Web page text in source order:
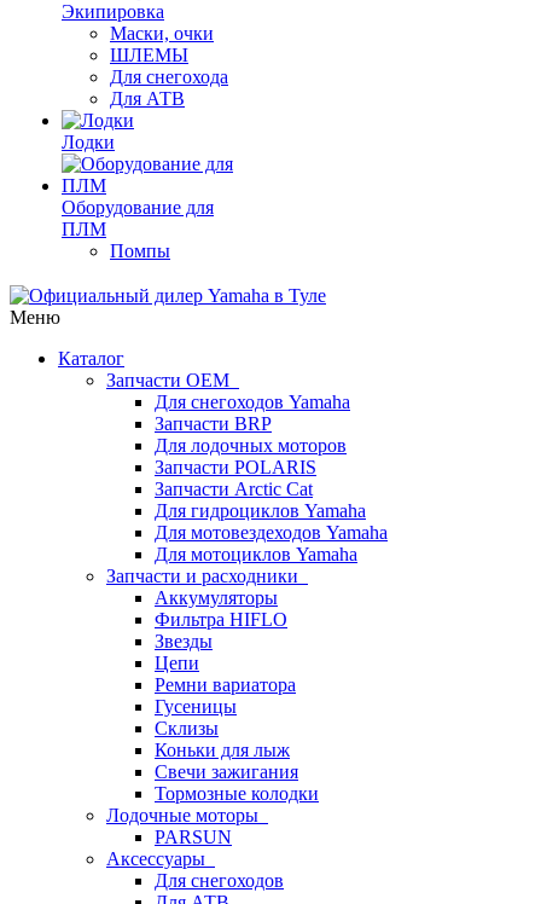
Экипировка
Маски, очки
ШЛЕМЫ
Для снегохода
Для АТВ
Лодки
Оборудование для
ПЛМ
Помпы
Меню
Каталог
Запчасти OEM
Для снегоходов Yamaha
Запчасти BRP
Для лодочных моторов
Запчасти POLARIS
Запчасти Arctic Cat
Для гидроциклов Yamaha
Для мотовездеходов Yamaha
Для мотоциклов Yamaha
Запчасти и расходники
Аккумуляторы
Фильтра HIFLO
Звезды
Цепи
Ремни вариатора
Гусеницы
Склизы
Коньки для лыж
Свечи зажигания
Тормозные колодки
Лодочные моторы
PARSUN
Аксессуары
Для снегоходов